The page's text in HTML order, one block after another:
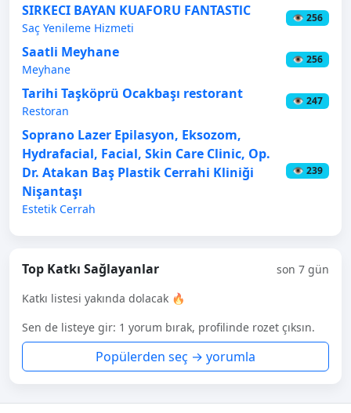
SIRKECI BAYAN KUAFORU FANTASTlC
Saç Yenileme Hizmeti
👁 256
Saatli Meyhane
Meyhane
👁 256
Tarihi Taşköprü Ocakbaşı restorant
Restoran
👁 247
Soprano Lazer Epilasyon, Eksozom,
Hydrafacial, Facial, Skin Care Clinic, Op.
Dr. Atakan Baş Plastik Cerrahi Kliniği
Nişantaşı
Estetik Cerrah
👁 239
Top Katkı Sağlayanlar
son 7 gün
Katkı listesi yakında dolacak 🔥
Sen de listeye gir: 1 yorum bırak, profilinde rozet çıksın.
Popülerden seç → yorumla